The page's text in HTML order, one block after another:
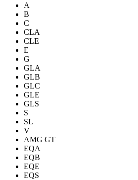
A
B
C
CLA
CLE
E
G
GLA
GLB
GLC
GLE
GLS
S
SL
V
AMG GT
EQA
EQB
EQE
EQS